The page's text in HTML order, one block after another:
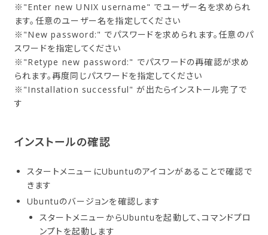
※"Enter new UNIX username" でユーザー名を求められ
ます。任意のユーザー名を指定してください
※"New password:" でパスワードを求められます。任意のパ
スワードを指定してください
※"Retype new password:" でパスワードの再確認が求め
られます。再度同じパスワードを指定してください
※"Installation successful" が出たらインストール完了で
す
インストールの​確認
スタートメニューにUbuntuのアイコンがあることで確認で
きます
Ubuntuのバージョンを確認します
スタートメニューからUbuntuを起動して、コマンドプロ
ンプトを起動します